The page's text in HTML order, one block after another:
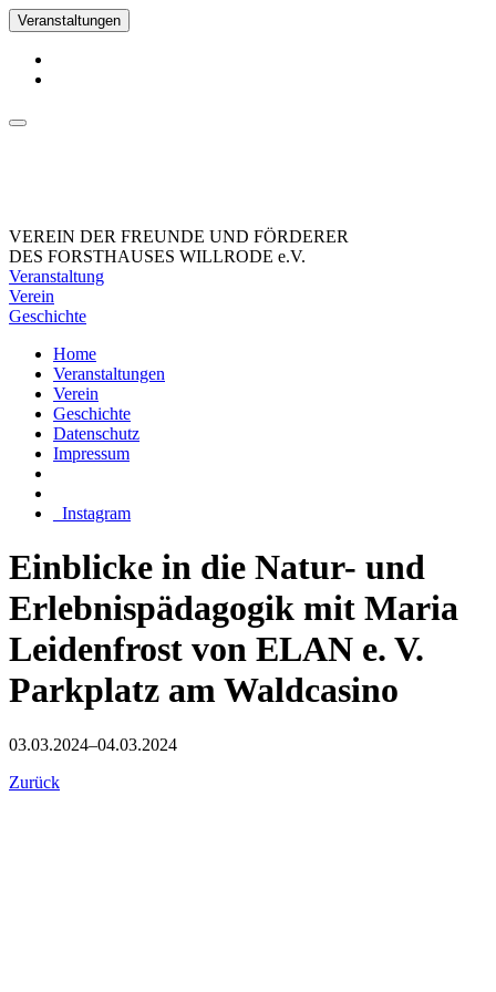
Veranstaltungen
VEREIN DER FREUNDE UND FÖRDERER
DES FORSTHAUSES WILLRODE e.V.
Veranstaltung
Verein
Geschichte
Home
Veranstaltungen
Verein
Geschichte
Datenschutz
Impressum
_Instagram
Einblicke in die Natur- und
Erlebnispädagogik mit Maria
Leidenfrost von ELAN e. V.
Parkplatz am Waldcasino
03.03.2024–04.03.2024
Zurück